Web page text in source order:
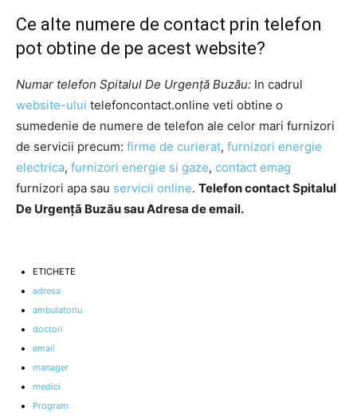
Ce alte numere de contact prin telefon
pot obtine de pe acest website?
Numar telefon Spitalul De Urgență Buzău: In cadrul
website-ului telefoncontact.online veti obtine o
sumedenie de numere de telefon ale celor mari furnizori
de servicii precum: firme de curierat, furnizori energie
electrica, furnizori energie si gaze, contact emag
furnizori apa sau servicii online. Telefon contact Spitalul
De Urgență Buzău sau Adresa de email.
ETICHETE
adresa
ambulatoriu
doctori
email
manager
medici
Program